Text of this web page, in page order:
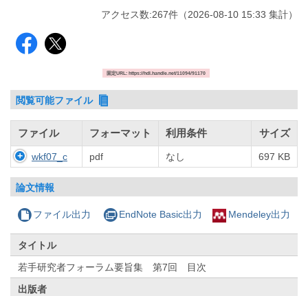
アクセス数:267件 （2026-08-10 15:33 集計）
固定URL: https://hdl.handle.net/11094/91170
閲覧可能ファイル
ファイル フォーマット 利用条件 サイズ
wkf07_c pdf なし 697 KB
論文情報
ファイル出力 EndNote Basic出力 Mendeley出力
タイトル
若手研究者フォーラム要旨集 第7回 目次
出版者